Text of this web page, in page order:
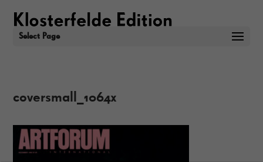
Select Page
coversmall_1064x